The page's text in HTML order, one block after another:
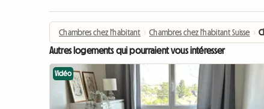
Chambres chez l'habitant › Chambres chez l'habitant Suisse ›
Autres logements qui pourraient vous intéresser
Vidéo